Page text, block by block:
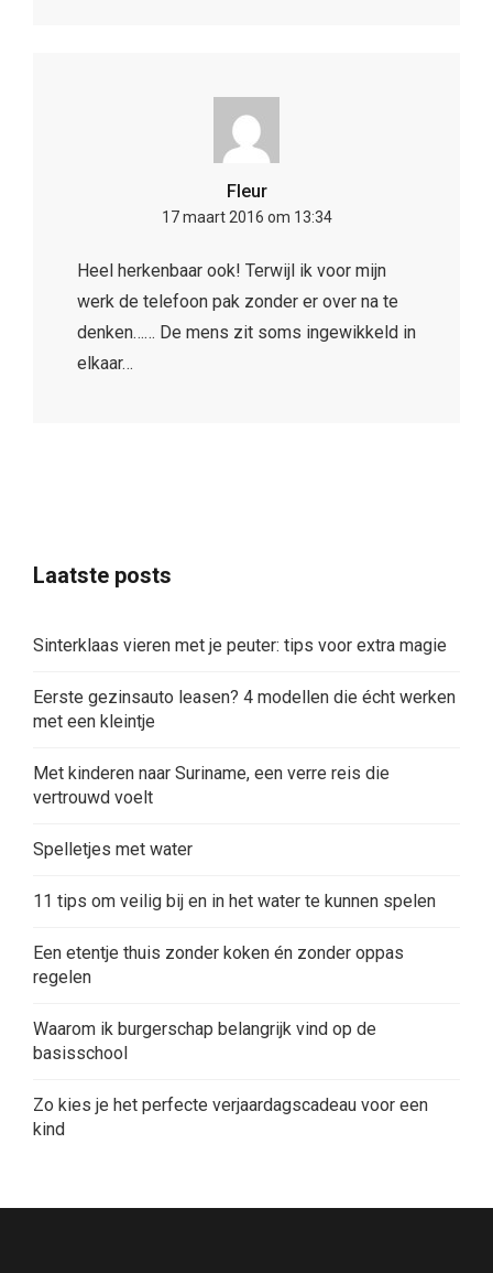
Fleur
17 maart 2016 om 13:34
Heel herkenbaar ook! Terwijl ik voor mijn
werk de telefoon pak zonder er over na te
denken…… De mens zit soms ingewikkeld in
elkaar…
Laatste posts
Sinterklaas vieren met je peuter: tips voor extra magie
Eerste gezinsauto leasen? 4 modellen die écht werken
met een kleintje
Met kinderen naar Suriname, een verre reis die
vertrouwd voelt
Spelletjes met water
11 tips om veilig bij en in het water te kunnen spelen
Een etentje thuis zonder koken én zonder oppas
regelen
Waarom ik burgerschap belangrijk vind op de
basisschool
Zo kies je het perfecte verjaardagscadeau voor een
kind